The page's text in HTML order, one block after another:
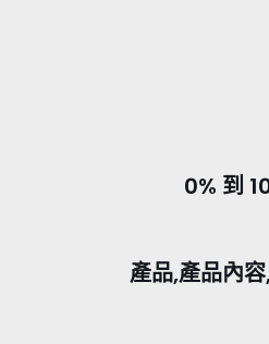
0% 到
產品,產品內